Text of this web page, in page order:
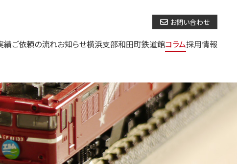
お問い合わせ
績ご依頼の流れお知らせ横浜支部和田町鉄道館コラム採用情報